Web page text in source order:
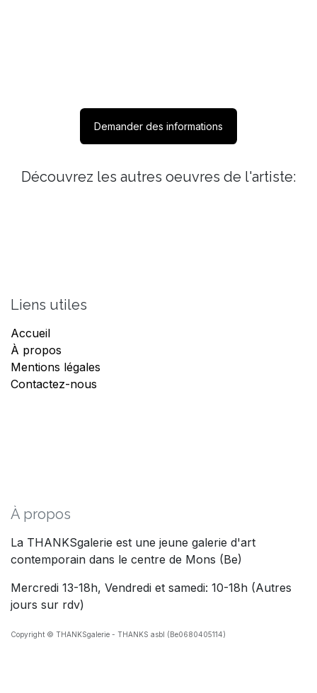
Demander des informations
Découvrez les autres oeuvres de l'artiste:
Liens utiles
Accueil
À propos
Mentions légales
Contactez-nous
À propos
La THANKSgalerie est une jeune galerie d'art
contemporain dans le centre de Mons (Be)
Mercredi 13-18h, Vendredi et samedi: 10-18h (Autres
jours sur rdv)
Copyright © THANKSgalerie - THANKS asbl (Be0680405114)